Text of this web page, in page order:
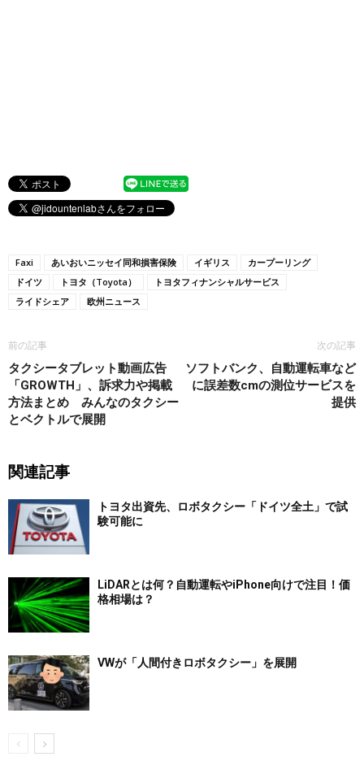
Faxi あいおいニッセイ同和損害保険 イギリス
カープーリング
ドイツ
トヨタ（Toyota）
トヨタフィナンシャルサービス
ライドシェア
欧州ニュース
前の記事
タクシータブレット動画広告
「GROWTH」、訴求力や掲載
方法まとめ みんなのタクシー
とベクトルで展開
次の記事
ソフトバンク、自動運転車など
に誤差数cmの測位サービスを
提供
関連記事
トヨタ出資先、ロボタクシー「ドイツ全土」で試
験可能に
LiDARとは何？自動運転やiPhone向けで注目！価
格相場は？
VWが「人間付きロボタクシー」を展開